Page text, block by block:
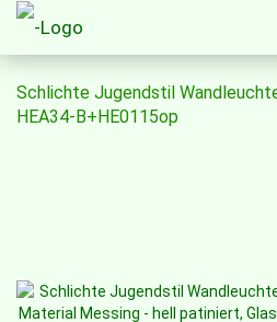
Schlichte Jugendstil
HEA34-B+HE0115op